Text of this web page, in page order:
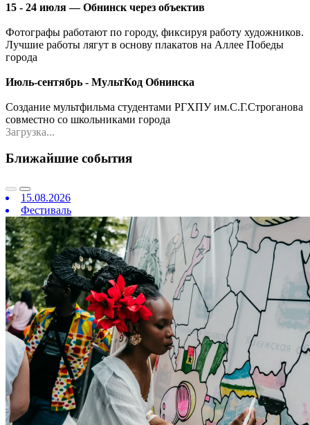
15 - 24 июля — Обнинск через объектив
Фотографы работают по городу, фиксируя работу художников.
Лучшие работы лягут в основу плакатов на Аллее Победы
города
Июль-сентябрь - МультКод Обнинска
Создание мультфильма студентами РГХПУ им.С.Г.Строганова
совместно со школьниками города
Загрузка...
Ближайшие события
15.08.2026
Фестиваль